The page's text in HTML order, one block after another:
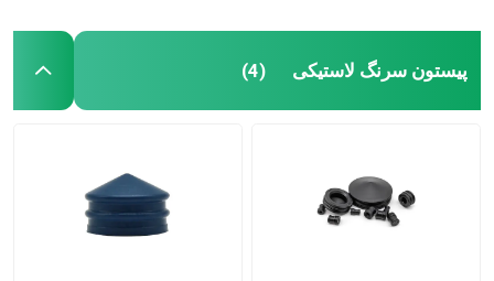
پیستون سرنگ لاستیکی (4)